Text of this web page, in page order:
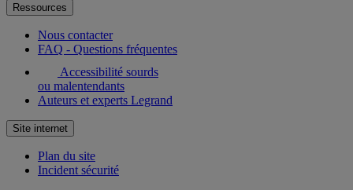
Ressources
Nous contacter
FAQ - Questions fréquentes
Accessibilité sourds
ou malentendants
Auteurs et experts Legrand
Site internet
Plan du site
Incident sécurité